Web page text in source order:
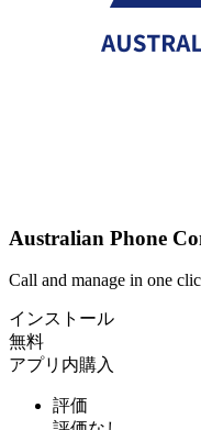
Australian Phone
Call and manage in one
インストール
無料
アプリ内購入
評価